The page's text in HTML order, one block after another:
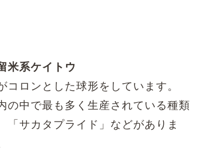
米系ケイトウ
コロンとした球形をしています。
の中で最も多く生産されている種類
「サカタプライド」などがありま